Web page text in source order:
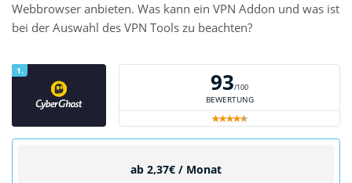
Webbrowser anbieten. Was kann ein VPN Addon und was ist
bei der Auswahl des VPN Tools zu beachten?
1. 93/100
BEWERTUNG
ab 2,37€ / Monat